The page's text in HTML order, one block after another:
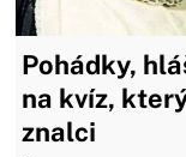
Pohádky,
na kvíz,
znalci